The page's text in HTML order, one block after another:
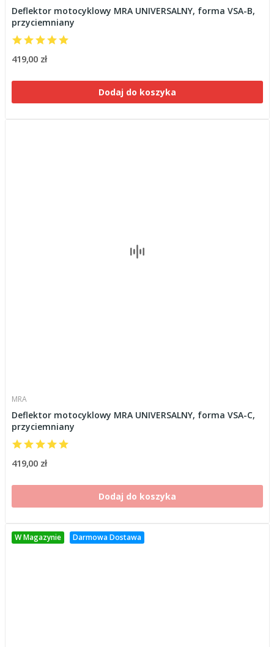
Deflektor motocyklowy MRA UNIVERSALNY, forma VSA-B,
przyciemniany
419,00 zł
Dodaj do koszyka
MRA
Deflektor motocyklowy MRA UNIVERSALNY, forma VSA-C,
przyciemniany
419,00 zł
Dodaj do koszyka
W Magazynie Darmowa Dostawa